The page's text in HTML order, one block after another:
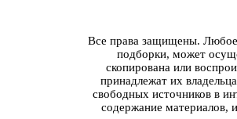
Все права защищены. Любое
подборки, может
скопирована или
принадлежат их
свободных источников в
содержание материалов,